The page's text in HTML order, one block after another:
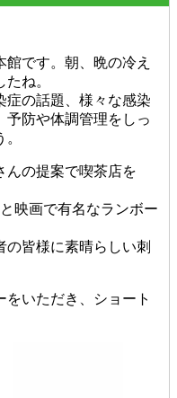
です。朝、晩の冷え
ね。
症の話題、様々な感染
予防や体調管理をしっ
んの提案で喫茶店を
映画で有名なランボー
皆様に素晴らしい刺
いただき、ショート